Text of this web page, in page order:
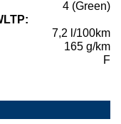
4 (Green)
7,2 l/100km
165 g/km
F